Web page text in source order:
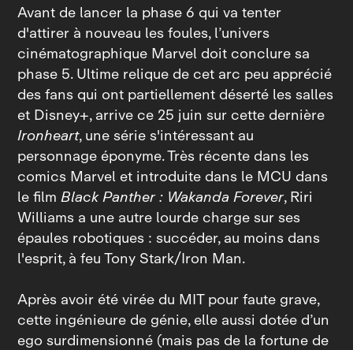
Avant de lancer la phase 6 qui va tenter
d'attirer à nouveau les foules, l’univers
cinématographique Marvel doit conclure sa
phase 5. Ultime relique de cet arc peu apprécié
des fans qui ont partiellement déserté les salles
et Disney+, arrive ce 25 juin sur cette dernière
Ironheart, une série s'intéressant au
personnage éponyme. Très récente dans les
comics Marvel et introduite dans le MCU dans
le filmBlack Panther : Wakanda Forever, Riri
Williams a une autre lourde charge sur ses
épaules robotiques : succéder, au moins dans
l'esprit, à feu Tony Stark/Iron Man.
Après avoir été virée du MIT pour faute grave,
cette ingénieure de génie, elle aussi dotée d’un
ego surdimensionné (mais pas de la fortune de